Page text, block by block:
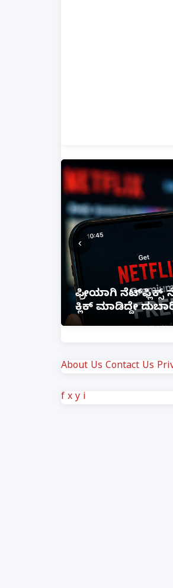
ಫ್ರೀಯಾಗಿ ನೆಟ್‌ಫ್ಲಿಕ್ಸ್
ಕ್ಲಿಕ್ ಮಾಡಿದ್ದೇ
‹
About Us Contact Us
f x y i